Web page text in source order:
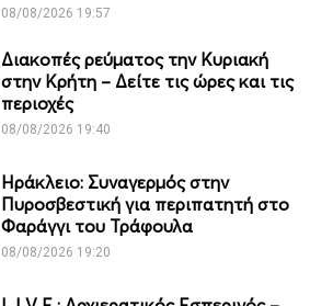
08/08/2026 19:57
Διακοπές ρεύματος την Κυριακή
στην Κρήτη – Δείτε τις ώρες και τις
περιοχές
08/08/2026 19:40
Ηράκλειο: Συναγερμός στην
Πυροσβεστική για περιπατητή στο
Φαράγγι του Τράφουλα
08/08/2026 19:20